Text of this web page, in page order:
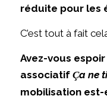
réduite pour les
C’est tout à fait
Avez-vous
associatif Ça ne
mobilisation